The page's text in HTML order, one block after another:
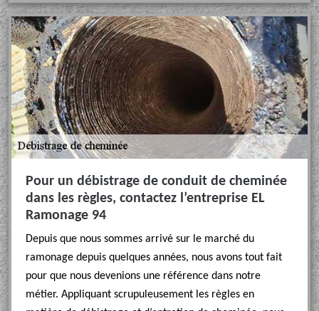
Pour un débistrage de conduit de cheminée
dans les règles, contactez l’entreprise EL
Ramonage 94
Depuis que nous sommes arrivé sur le marché du
ramonage depuis quelques années, nous avons tout fait
pour que nous devenions une référence dans notre
métier. Appliquant scrupuleusement les règles en